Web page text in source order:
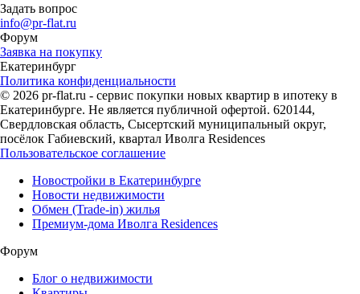
Задать вопрос
info@pr-flat.ru
Форум
Заявка на покупку
Екатеринбург
Политика конфиденциальности
© 2026 pr-flat.ru - сервис покупки новых квартир в ипотеку в
Екатеринбурге. Не является публичной офертой. 620144,
Свердловская область, Сысертский муниципальный округ,
посёлок Габиевский, квартал Иволга Residences
Пользовательское соглашение
Новостройки в Екатеринбурге
Новости недвижимости
Обмен (Trade-in) жилья
Премиум-дома Иволга Residences
Форум
Блог о недвижимости